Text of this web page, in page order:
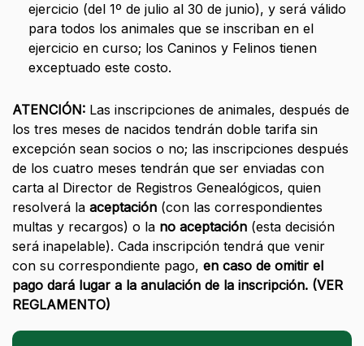
ejercicio (del 1º de julio al 30 de junio), y será válido
para todos los animales que se inscriban en el
ejercicio en curso; los Caninos y Felinos tienen
exceptuado este costo.
ATENCIÓN: Las inscripciones de animales, después de
los tres meses de nacidos tendrán doble tarifa sin
excepción sean socios o no; las inscripciones después
de los cuatro meses tendrán que ser enviadas con
carta al Director de Registros Genealógicos, quien
resolverá la aceptación (con las correspondientes
multas y recargos) o la no aceptación (esta decisión
será inapelable). Cada inscripción tendrá que venir
con su correspondiente pago, en caso de omitir el
pago dará lugar a la anulación de la inscripción. (VER
REGLAMENTO)